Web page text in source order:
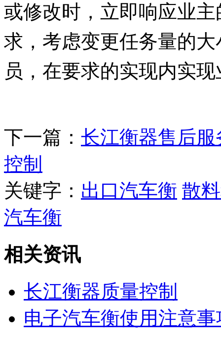
或修改时，立即响应业
求，考虑变更任务量的
员，在要求的实现内实
下一篇： 长江衡器售后服
控制
关键字： 出口汽车衡 散
汽车衡
相关资讯
长江衡器质量控制
电子汽车衡使用注意事